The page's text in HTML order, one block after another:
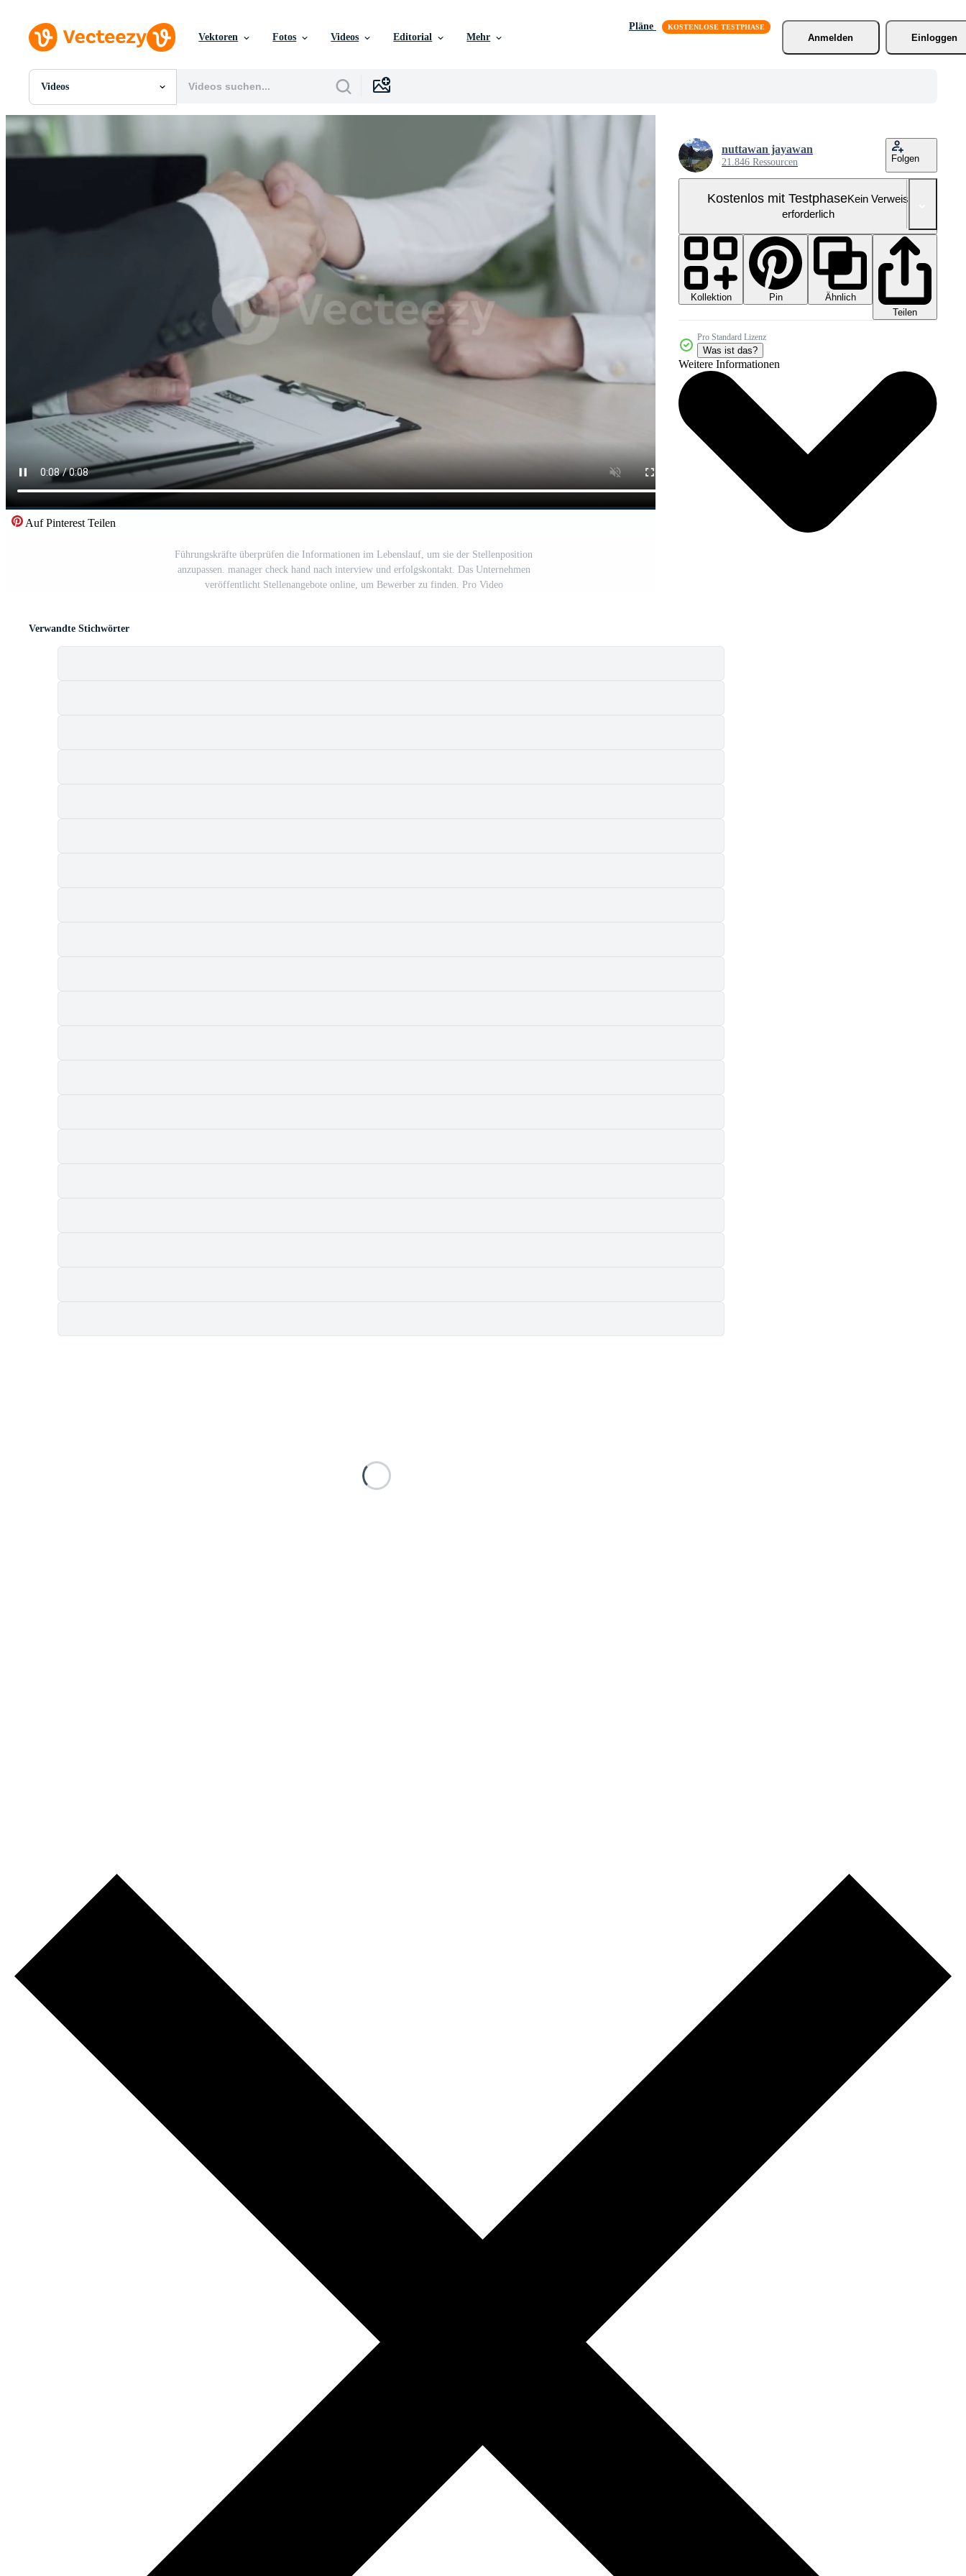
Vektoren Fotos Videos Editorial Mehr
Pläne
Anmelden
Einloggen
Videos
Alle Bilder
PSDs
Auf Pinterest Teilen
Führungskräfte überprüfen die Informationen im Lebenslauf, um sie der Stellenposition
anzupassen. manager check hand nach interview und erfolgskontakt. Das Unternehmen
veröffentlicht Stellenangebote online, um Bewerber zu finden. Pro Video
nuttawan jayawan
21.846 Ressourcen Folgen
Kostenlos mit TestphaseKein Verweis
erforderlich
Kollektion Pin
Ähnlich
Teilen
Pro Standard Lizenz
Was ist das?
Weitere Informationen
Verwandte Stichwörter